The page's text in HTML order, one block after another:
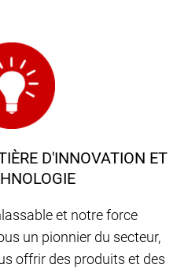
D'INNOVATION ET
et notre force
un pionnier du secteur,
offrir des produits et des